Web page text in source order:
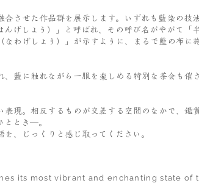
させた作品群を展示します。いずれも藍染の技
げしょう）」と呼ばれ、その呼び名がやがて「
わげしょう）」が示すように、まるで藍の布に
藍に触れながら一服を楽しめる特別な茶会も催
現。相反するものが交差する空間のなかで、鑑
ととき─。
、じっくりと感じ取ってください。
its most vibrant and enchanting state